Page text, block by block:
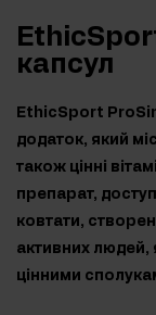
капсул
EthicSport
додаток, який
також цінні
препарат,
ковтати,
активних людей,
цінними